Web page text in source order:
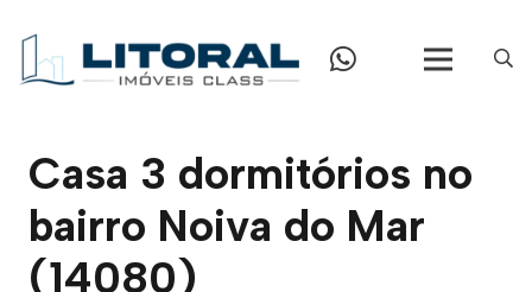
Casa 3 dormitórios no
bairro Noiva do Mar
(14080)